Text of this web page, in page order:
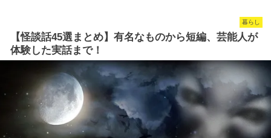
暮らし
【怪談話45選まとめ】有名なものから短編、芸能人が
体験した実話まで！